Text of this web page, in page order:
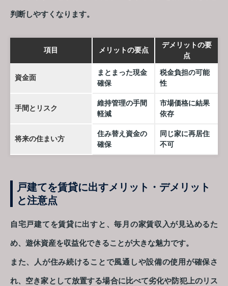
判断しやすくなります。
項目 メリットの要点
デメリットの要
点
資金面
まとまった現金
確保
税金負担の可能
性
手間とリスク
維持管理の手間
軽減
市場価格に結果
依存
将来の住まい方
住み替え資金の
確保
同じ家に再居住
不可
戸建てを賃貸に出すメリット・デメリット
と注意点
自宅戸建てを賃貸に出すと、毎月の家賃収入が見込めるた
め、遊休資産を収益化できることが大きな魅力です。
また、人が住み続けることで風通しや設備の使用が確保さ
れ、空き家として放置する場合に比べて劣化や防犯上のリス